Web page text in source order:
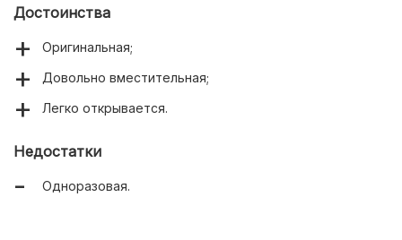
Достоинства
Оригинальная;
Довольно вместительная;
Легко открывается.
Недостатки
Одноразовая.